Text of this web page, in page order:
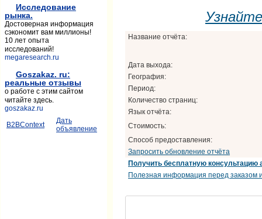
Название отчёта:
Дата выхода:
География:
Период:
Количество страниц:
Язык отчёта:
Стоимость:
Способ предоставления:
Запросить обновление отчёта
Получить бесплатную консультацию
Полезная информация перед заказом
Исследование
рынка.
Достоверная информация
сэкономит вам миллионы!
10 лет опыта
исследований!
megaresearch.ru
Goszakaz. ru:
реальные отзывы
о работе с этим сайтом
читайте здесь.
goszakaz.ru
B2BContext
Дать
объявление